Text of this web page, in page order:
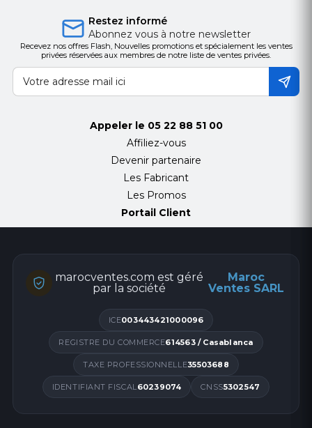
Restez informé
Abonnez vous à notre newsletter
Recevez nos offres Flash, Nouvelles promotions et spécialement les ventes
privées réservées aux membres de notre liste de ventes privées.
Appeler le 05 22 88 51 00
Affiliez-vous
Devenir partenaire
Les Fabricant
Les Promos
Portail Client
marocventes.com est géré
par la société
Maroc
Ventes SARL
ICE003443421000096
REGISTRE DU COMMERCE614563 / Casablanca
TAXE PROFESSIONNELLE35503688
IDENTIFIANT FISCAL60239074 CNSS5302547